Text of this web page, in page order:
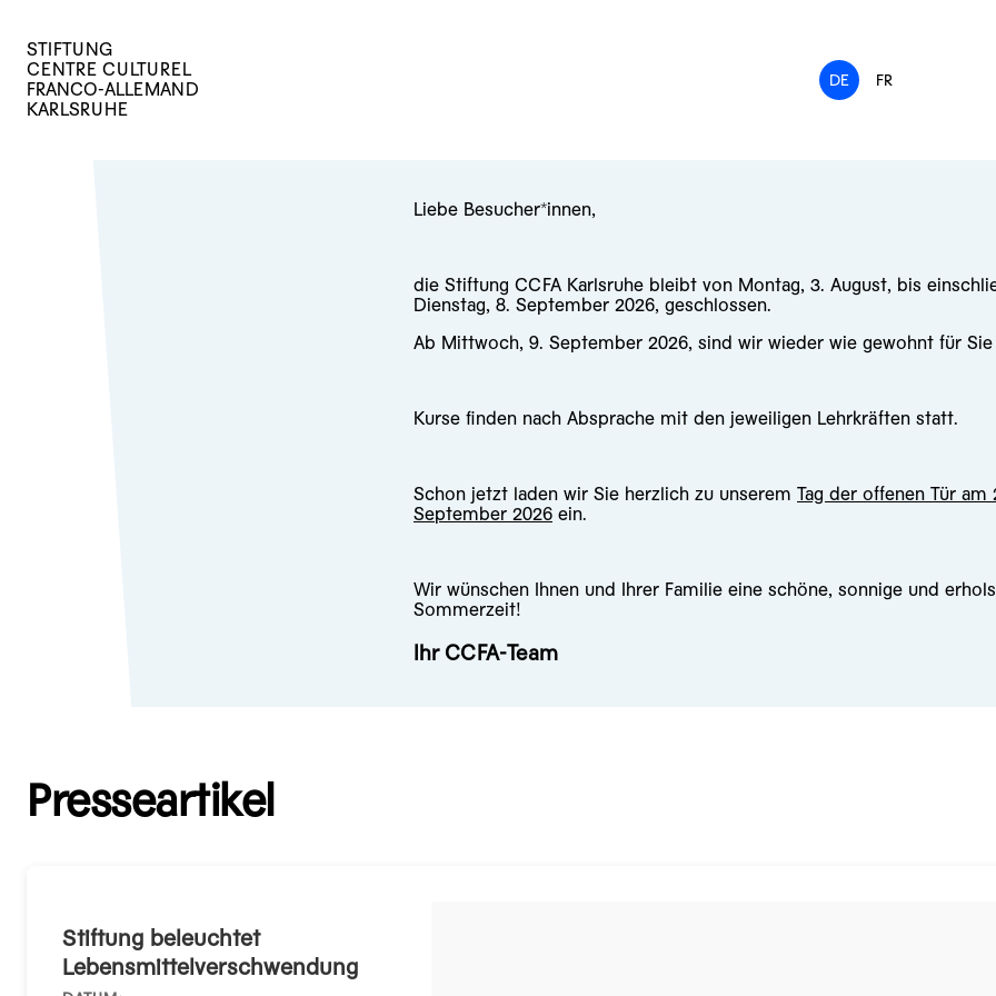
STIFTUNG
CENTRE CULTUREL
FRANCO-ALLEMAND
KARLSRUHE
DE FR
Liebe Besucher*innen,
die Stiftung CCFA Karlsruhe bleibt von Montag, 3. August, bis
Dienstag, 8. September 2026, geschlossen.
Ab Mittwoch, 9. September 2026, sind wir wieder wie gewohnt für Sie
Kurse finden nach Absprache mit den jeweiligen Lehrkräften statt.
Schon jetzt laden wir Sie herzlich zu unserem Tag der offenen Tür am
September 2026ein.
Wir wünschen Ihnen und Ihrer Familie eine schöne, sonnige und
Sommerzeit!
Ihr CCFA-Team
Presseartikel
Stiftung beleuchtet
Lebensmittelverschwendung